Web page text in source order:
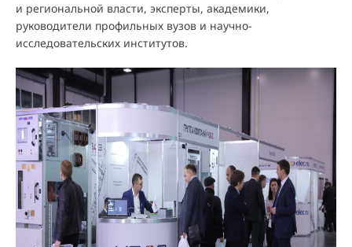
и региональной власти, эксперты, академики,
руководители профильных вузов и научно-
исследовательских институтов.